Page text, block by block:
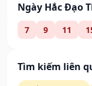
Ngày Hắc Đạo
7 9 11
Tìm kiếm liên